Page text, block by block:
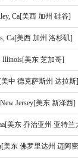
Ca[美西 加州 硅谷]
Ca[美西 加州 洛杉矶]
Illinois[美东 芝加哥]
美中 德克萨斯州 达拉斯]
Jersey[美东 新泽西]
美东 乔治亚州 亚特兰
美东 佛罗里达州 迈阿